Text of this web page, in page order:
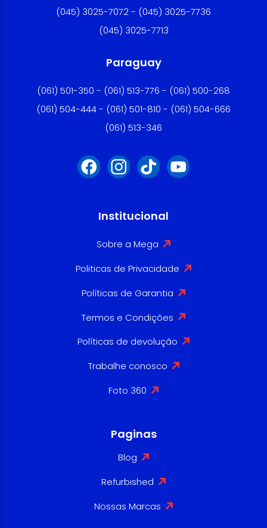
(045) 3025-7072 - (045) 3025-7736
(045) 3025-7713
Paraguay
(061) 501-350 - (061) 513-776 - (061) 500-268
(061) 504-444 - (061) 501-810 - (061) 504-666
(061) 513-346
Institucional
Sobre a Mega
Politicas de Privacidade
Políticas de Garantia
Termos e Condições
Políticas de devolução
Trabalhe conosco
Foto 360
Paginas
Blog
Refurbished
Nossas Marcas